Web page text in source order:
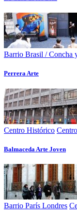
Barrio Brasil / Concha
Perrera Arte
Centro Histórico
Balmaceda Arte Joven
Barrio París Londres